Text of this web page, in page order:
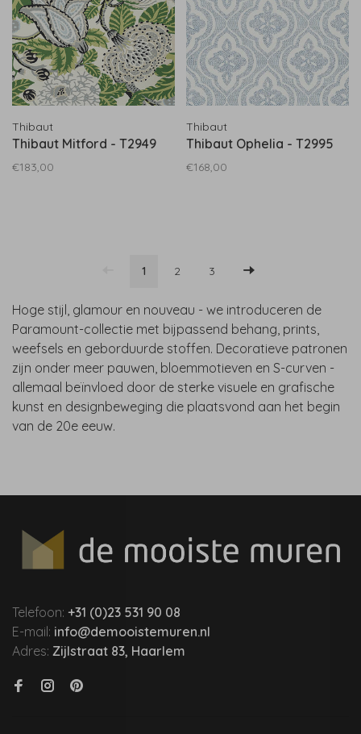
Thibaut
Thibaut Mitford - T2949
€183,00
Thibaut
Thibaut Ophelia - T2995
€168,00
1 2 3
Hoge stijl, glamour en nouveau - we introduceren de
Paramount-collectie met bijpassend behang, prints,
weefsels en geborduurde stoffen. Decoratieve patronen
zijn onder meer pauwen, bloemmotieven en S-curven -
allemaal beïnvloed door de sterke visuele en grafische
kunst en designbeweging die plaatsvond aan het begin
van de 20e eeuw.
Telefoon: +31 (0)23 531 90 08
E-mail: info@demooistemuren.nl
Adres: Zijlstraat 83, Haarlem